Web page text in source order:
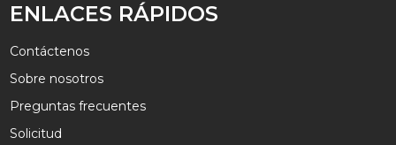
ENLACES RÁPIDOS
Contáctenos
Sobre nosotros
Preguntas frecuentes
Solicitud